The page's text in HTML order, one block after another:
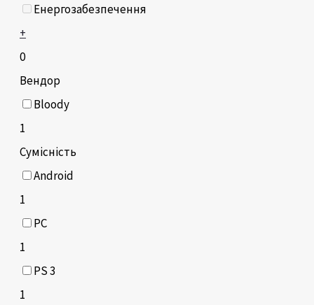
Енергозабезпечення
+
0
Вендор
Bloody
1
Сумісність
Android
1
PC
1
PS 3
1